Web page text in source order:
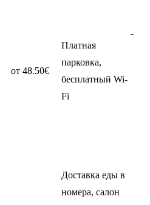
от 48.50€
Платная
парковка,
бесплатный Wi-
Fi
-
Доставка еды в
номера, салон